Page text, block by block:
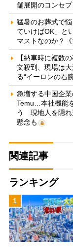
舗展開のコンセ
猛暑のお葬式で
ていけばOK」と
マストなのか？
【納車時に複数
文殺到、現場は
る“イーロンの右
急増する中国企
Temu…本社機能
う 現地人を隠れ
懸念も
関連記事
ランキング
1